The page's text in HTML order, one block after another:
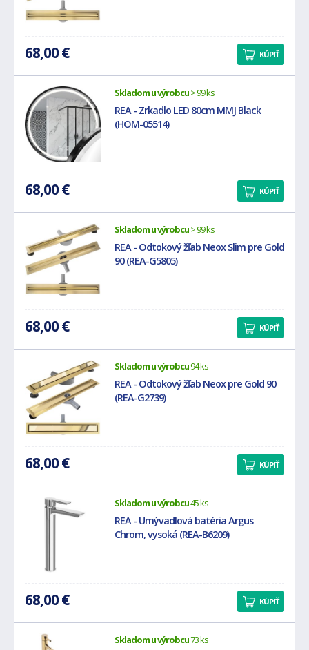
68,00 € KÚPIŤ
Skladom u výrobcu> 99 ks
REA - Zrkadlo LED 80cm MMJ Black
(HOM-05514)
68,00 € KÚPIŤ
Skladom u výrobcu> 99 ks
REA - Odtokový žľab Neox Slim pre Gold
90 (REA-G5805)
68,00 € KÚPIŤ
Skladom u výrobcu94 ks
REA - Odtokový žľab Neox pre Gold 90
(REA-G2739)
68,00 € KÚPIŤ
Skladom u výrobcu45 ks
REA - Umývadlová batéria Argus
Chrom, vysoká (REA-B6209)
68,00 € KÚPIŤ
Skladom u výrobcu73 ks